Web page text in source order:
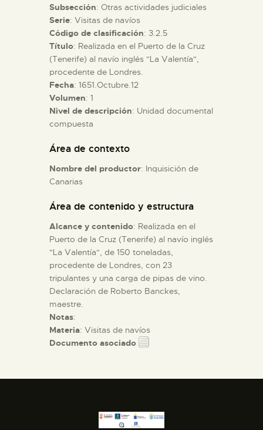
ACTIVIDADES
█
EL MUSEO
COLECCIONES
Subsección: Otras actividades judiciales
Serie: Visitas de navíos
Código de clasificación: 3.2.5
Título: Realizada en el Puerto de la Cruz
(Tenerife) al navío inglés "La Valentía",
procedente de Londres.
Fecha: 1651.Octubre.12
Volumen: 1
Nivel de descripción: Unidad documental
compuesta
Área de contexto
Nombre del productor: Inquisición de
Canarias
Área de contenido y estructura
Alcance y contenido: Realizada en el
Puerto de la Cruz (Tenerife) al navío inglés
"La Valentía", de 150 toneladas,
procedente de Londres, con 23
tripulantes y una carga de pipas de vino.
Declaración de Roberto Banckes,
maestre.
Notas:
Materia: Visitas de navíos
Documento asociado